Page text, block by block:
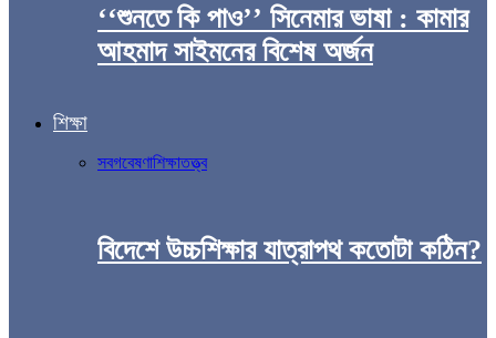
‘‘শুনতে কি পাও’’ সিনেমার ভাষা : কামার
আহমাদ সাইমনের বিশেষ অর্জন
শিক্ষা
সবগবেষণাশিক্ষাতত্ত্ব
বিদেশে উচ্চশিক্ষার যাত্রাপথ কতোটা কঠিন?